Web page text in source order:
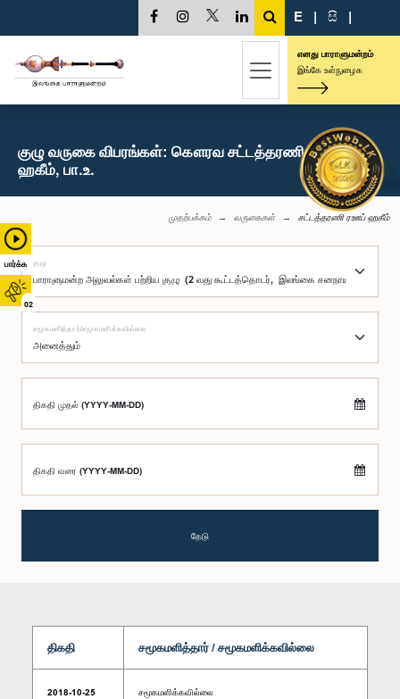
பார்க்க
02
E | සි |
எனது பாராளுமன்றம்
இங்கே உள்நுழைக
குழு வருகை விபரங்கள்: கௌரவ சட்டத்தரணி ரஊப்
ஹகீம், பா.உ.
முதற்பக்கம் வருகைகள் சட்டத்தரணி ரஊப் ஹகீம்
குழு
சமூகமளித்தார்/சமூகமளிக்கவில்லை
திகதி முதல் (YYYY-MM-DD)
திகதி வரை (YYYY-MM-DD)
தேடு
திகதி சமூகமளித்தார் / சமூகமளிக்கவில்லை
2018-10-25 சமூகமளிக்கவில்லை